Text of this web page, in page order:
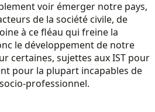
voir émerger notre pays,
de la société civile, de
à ce fléau qui freine la
le développement de notre
certaines, sujettes aux IST pour
pour la plupart incapables de
professionnel.